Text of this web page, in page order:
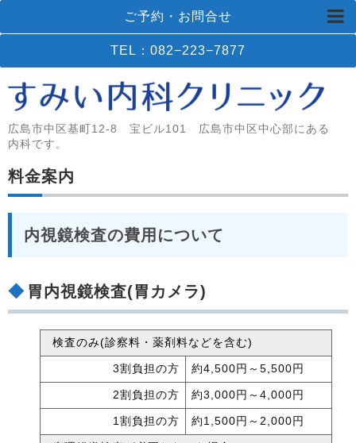
ご予約・お問合せ
TEL：082−223−7877
広島市中区基町12-8 宝ビル101 広島市中区中心部にある
内科です。
料金案内
内視鏡検査の費用について
胃内視鏡検査(胃カメラ)
検査のみ(診察料・薬剤料などを含む)
3割負担の方 約4,500円～5,500円
2割負担の方 約3,000円～4,000円
1割負担の方 約1,500円～2,000円